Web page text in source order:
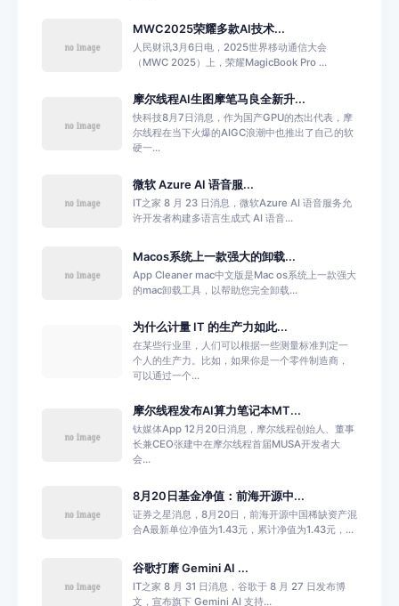
MWC2025荣耀多款AI技术...
人民财讯3月6日电，2025世界移动通信大会
（MWC 2025）上，荣耀MagicBook Pro ...
摩尔线程AI生图摩笔马良全新升...
快科技8月7日消息，作为国产GPU的杰出代表，摩
尔线程在当下火爆的AIGC浪潮中也推出了自己的软
硬一...
微软 Azure AI 语音服...
IT之家 8 月 23 日消息，微软Azure AI 语音服务允
许开发者构建多语言生成式 AI 语音...
Macos系统上一款强大的卸载...
App Cleaner mac中文版是Mac os系统上一款强大
的mac卸载工具，以帮助您完全卸载...
为什么计量 IT 的生产力如此...
在某些行业里，人们可以根据一些测量标准判定一
个人的生产力。比如，如果你是一个零件制造商，
可以通过一个...
摩尔线程发布AI算力笔记本MT...
钛媒体App 12月20日消息，摩尔线程创始人、董事
长兼CEO张建中在摩尔线程首届MUSA开发者大
会...
8月20日基金净值：前海开源中...
证券之星消息，8月20日，前海开源中国稀缺资产混
合A最新单位净值为1.43元，累计净值为1.43元，...
谷歌打磨 Gemini AI ...
IT之家 8 月 31 日消息，谷歌于 8 月 27 日发布博
文，宣布旗下 Gemini AI 支持...